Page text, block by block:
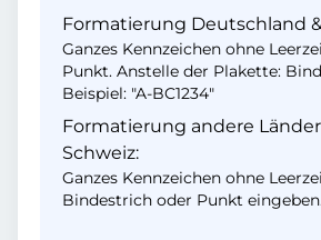
Formatierung Deutschland
Ganzes Kennzeichen ohne
Punkt. Anstelle der Plakette:
Beispiel: "A-BC1234"
Formatierung andere
Schweiz:
Ganzes Kennzeichen ohne
Bindestrich oder Punkt